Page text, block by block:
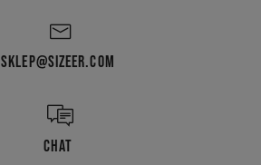
SKLEP@SIZEER.COM
CHAT